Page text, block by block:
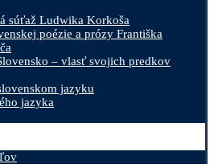
súťaž Ludwika Korkoša
poézie a prózy Františka
– vlasť svojich predkov
jazyku
jazyka